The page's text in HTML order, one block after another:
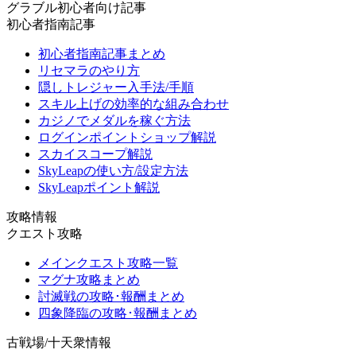
グラブル初心者向け記事
初心者指南記事
初心者指南記事まとめ
リセマラのやり方
隠しトレジャー入手法/手順
スキル上げの効率的な組み合わせ
カジノでメダルを稼ぐ方法
ログインポイントショップ解説
スカイスコープ解説
SkyLeapの使い方/設定方法
SkyLeapポイント解説
攻略情報
クエスト攻略
メインクエスト攻略一覧
マグナ攻略まとめ
討滅戦の攻略･報酬まとめ
四象降臨の攻略･報酬まとめ
古戦場/十天衆情報